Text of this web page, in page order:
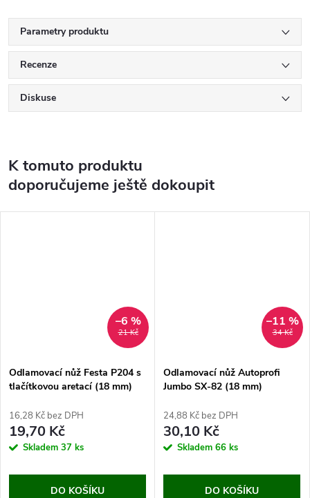
Parametry produktu
Recenze
Diskuse
K tomuto produktu
doporučujeme ještě dokoupit
21 Kč
–6 %
Odlamovací nůž Festa P204 s
tlačítkovou aretací (18 mm)
16,28 Kč bez DPH
19,70 Kč
Skladem 37 ks
DO KOŠÍKU
34 Kč
–11 %
Odlamovací nůž Autoprofi
Jumbo SX-82 (18 mm)
24,88 Kč bez DPH
30,10 Kč
Skladem 66 ks
DO KOŠÍKU